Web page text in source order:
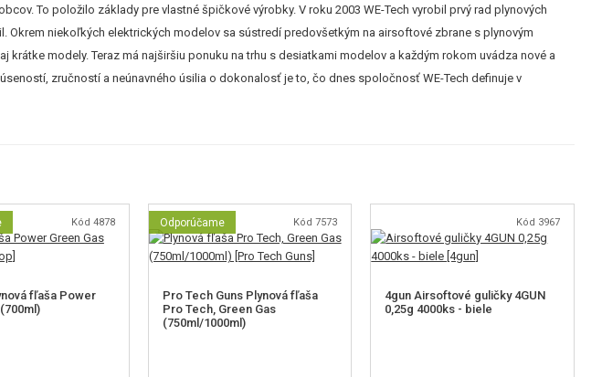
To položilo základy pre vlastné špičkové výrobky. V roku 2003 WE-Tech vyrobil prvý rad plynových
Okrem niekoľkých elektrických modelov sa sústredí predovšetkým na airsoftové zbrane s plynovým
krátke modely. Teraz má najširšiu ponuku na trhu s desiatkami modelov a každým rokom uvádza nové a
zručností a neúnavného úsilia o dokonalosť je to, čo dnes spoločnosť WE-Tech definuje v
Kód 4878
fľaša Power
Odporúčame Kód 7573
Pro Tech Guns Plynová fľaša
Pro Tech, Green Gas
(750ml/1000ml)
Kód 3967
4gun Airsoftové guličky 4GUN
0,25g 4000ks - biele